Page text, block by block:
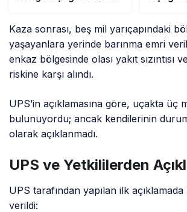
Kaza sonrası, beş mil yarıçapındaki
yaşayanlara yerinde barınma emri
enkaz bölgesinde olası yakıt sızıntısı
riskine karşı alındı.
UPS’in açıklamasına göre, uçakta üç
bulunuyordu; ancak kendilerinin
olarak açıklanmadı.
UPS ve Yetkililerden
UPS tarafından yapılan ilk
verildi: